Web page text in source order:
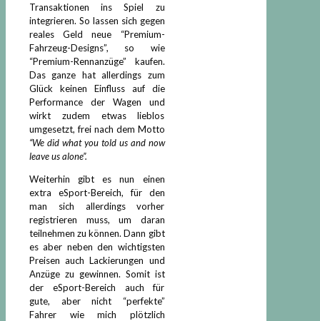
Transaktionen ins Spiel zu
integrieren. So lassen sich gegen
reales Geld neue “Premium-
Fahrzeug-Designs”, so wie
“Premium-Rennanzüge” kaufen.
Das ganze hat allerdings zum
Glück keinen Einfluss auf die
Performance der Wagen und
wirkt zudem etwas lieblos
umgesetzt, frei nach dem Motto
“We did what you told us and now
leave us alone”.
Weiterhin gibt es nun einen
extra eSport-Bereich, für den
man sich allerdings vorher
registrieren muss, um daran
teilnehmen zu können. Dann gibt
es aber neben den wichtigsten
Preisen auch Lackierungen und
Anzüge zu gewinnen. Somit ist
der eSport-Bereich auch für
gute, aber nicht “perfekte”
Fahrer wie mich plötzlich